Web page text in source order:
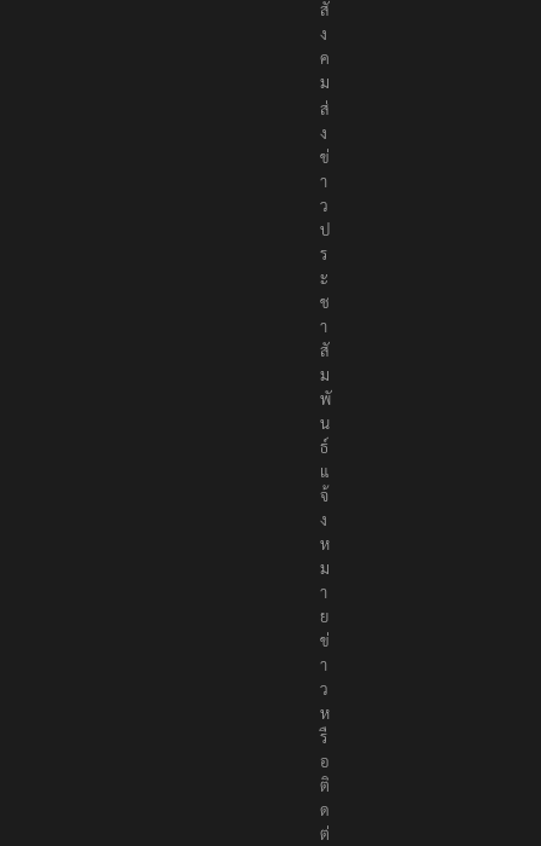
สั
ง
ค
ม
ส่
ง
ข่
า
ว
ป
ร
ะ
ช
า
สั
ม
พั
น
ธ์
แ
จ้
ง
ห
ม
า
ย
ข่
า
ว
ห
รื
อ
ติ
ด
ต่